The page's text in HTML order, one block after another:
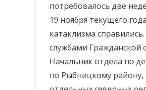
потребовалось две
19 ноября текущего
катаклизма
службами Гражданской
Начальник отдела по
по Рыбницкому району,